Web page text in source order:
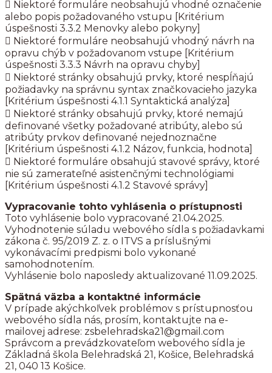
 Niektoré formuláre neobsahujú vhodné označenie
alebo popis požadovaného vstupu [Kritérium
úspešnosti 3.3.2 Menovky alebo pokyny]
 Niektoré formuláre neobsahujú vhodný návrh na
opravu chýb v požadovanom vstupe [Kritérium
úspešnosti 3.3.3 Návrh na opravu chyby]
 Niektoré stránky obsahujú prvky, ktoré nespĺňajú
požiadavky na správnu syntax značkovacieho jazyka
[Kritérium úspešnosti 4.1.1 Syntaktická analýza]
 Niektoré stránky obsahujú prvky, ktoré nemajú
definované všetky požadované atribúty, alebo sú
atribúty prvkov definované nejednoznačne
[Kritérium úspešnosti 4.1.2 Názov, funkcia, hodnota]
 Niektoré formuláre obsahujú stavové správy, ktoré
nie sú zamerateľné asistenčnými technológiami
[Kritérium úspešnosti 4.1.2 Stavové správy]
Vypracovanie tohto vyhlásenia o prístupnosti
Toto vyhlásenie bolo vypracované 21.04.2025.
Vyhodnotenie súladu webového sídla s požiadavkami
zákona č. 95/2019 Z. z. o ITVS a príslušnými
vykonávacími predpismi bolo vykonané
samohodnotením.
Vyhlásenie bolo naposledy aktualizované 11.09.2025.
Spätná väzba a kontaktné informácie
V prípade akýchkoľvek problémov s prístupnosťou
webového sídla nás, prosím, kontaktujte na e-
mailovej adrese: zsbelehradska21@gmail.com
Správcom a prevádzkovateľom webového sídla je
Základná škola Belehradská 21, Košice, Belehradská
21, 040 13 Košice.